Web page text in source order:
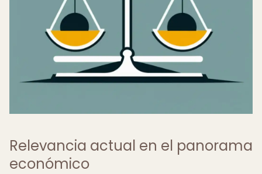
Relevancia actual en el panorama
económico